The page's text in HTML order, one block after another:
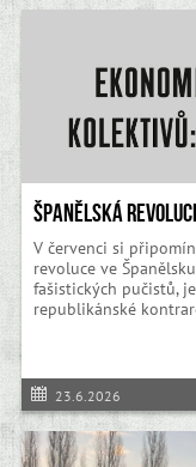
Španělská
V červenci si
revoluce ve
fašistických pučistů,
republikánské
23.6.2026